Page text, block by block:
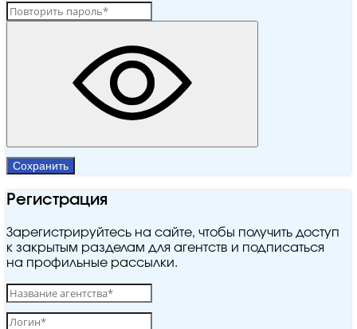
Сохранить
Регистрация
Зарегистрируйтесь на сайте, чтобы получить доступ
к закрытым разделам для агентств и подписаться
на профильные рассылки.